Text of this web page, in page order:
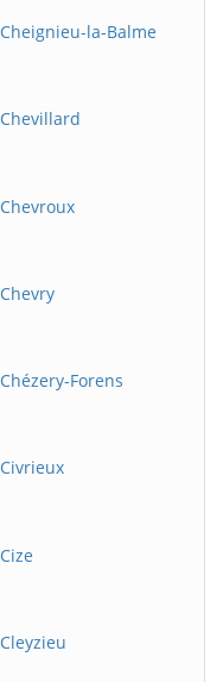
la-Balme
Forens